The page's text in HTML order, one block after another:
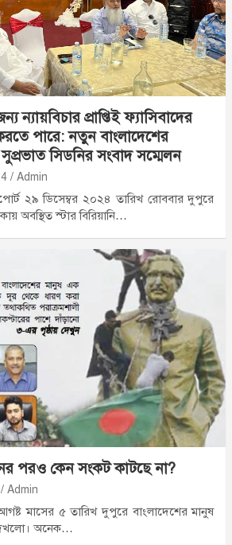
ন্যায়বিচার প্রাপ্তিই ফ্যাসিবাদের
পারে: নতুন বাংলাদেশের
সুপ্রভাত সিডনির সংবাদ সম্মেলন
Admin
২৯ ডিসেম্বর ২০২৪ তারিখ রোববার দুপুরে
অবস্থিত স্টার বিরিয়ানি…
পরও কেন সংকট কাটছে না?
Admin
মাসের ৫ তারিখ দুপুরে বাংলাদেশের মানুষ
অনেক…